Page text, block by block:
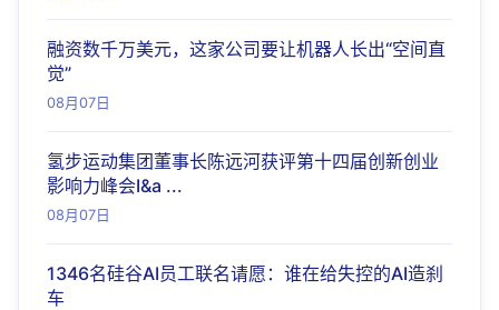
融资数千万美元，这家公司要让机器人长出“空间直
觉”
08月07日
氢步运动集团董事长陈远河获评第十四届创新创业
影响力峰会I&a ...
08月07日
1346名硅谷AI员工联名请愿：谁在给失控的AI造刹
车